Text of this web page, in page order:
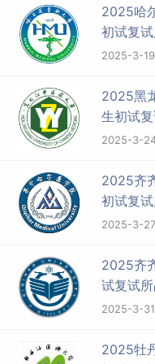
2025哈
初试复
2025-3-19
2025黑
生初试
2025-3-
2025齐
初试复
2025-3-27
2025齐
试复试
2025-3-31
2025牡